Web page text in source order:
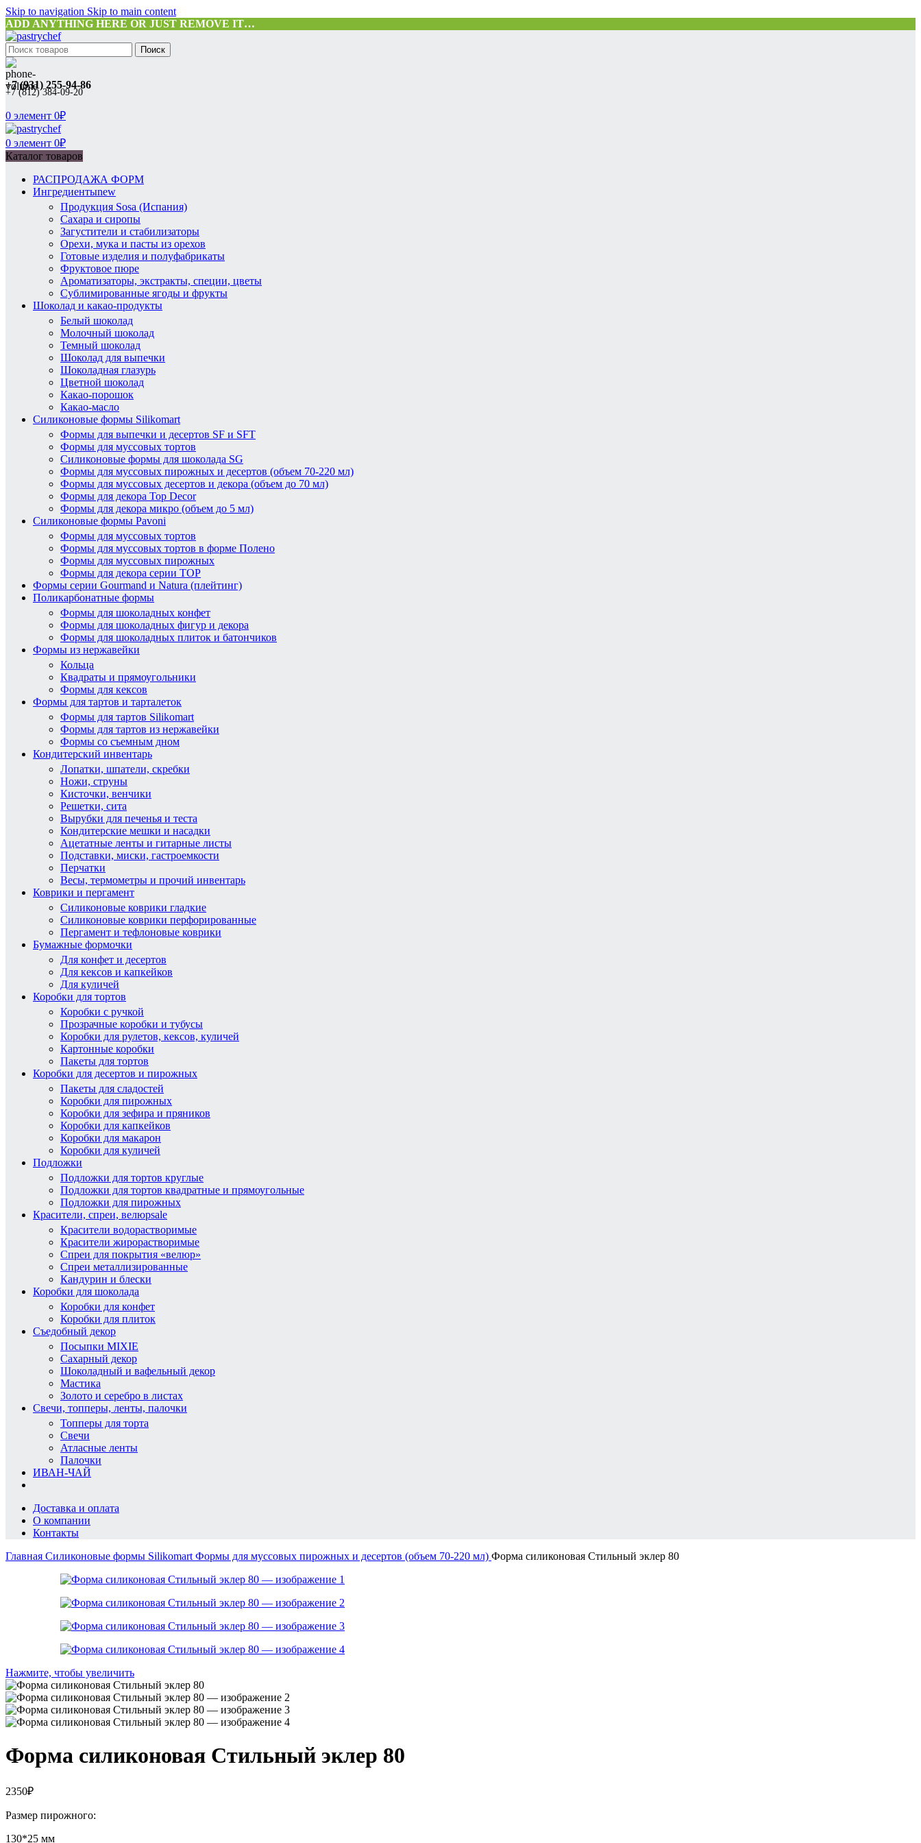
Skip to navigation Skip to main content
ADD ANYTHING HERE OR JUST REMOVE IT…
Поиск
+7 (931) 255-94-86
+7 (812) 384-09-20
0 элемент 0₽
0 элемент 0₽
Каталог товаров
РАСПРОДАЖА ФОРМ
Ингредиентыnew
Продукция Sosa (Испания)
Сахара и сиропы
Загустители и стабилизаторы
Орехи, мука и пасты из орехов
Готовые изделия и полуфабрикаты
Фруктовое пюре
Ароматизаторы, экстракты, специи, цветы
Сублимированные ягоды и фрукты
Шоколад и какао-продукты
Белый шоколад
Молочный шоколад
Темный шоколад
Шоколад для выпечки
Шоколадная глазурь
Цветной шоколад
Какао-порошок
Какао-масло
Силиконовые формы Silikomart
Формы для выпечки и десертов SF и SFT
Формы для муссовых тортов
Силиконовые формы для шоколада SG
Формы для муссовых пирожных и десертов (объем 70-220 мл)
Формы для муссовых десертов и декора (объем до 70 мл)
Формы для декора Top Decor
Формы для декора микро (объем до 5 мл)
Силиконовые формы Pavoni
Формы для муссовых тортов
Формы для муссовых тортов в форме Полено
Формы для муссовых пирожных
Формы для декора серии TOP
Формы серии Gourmand и Natura (плейтинг)
Поликарбонатные формы
Формы для шоколадных конфет
Формы для шоколадных фигур и декора
Формы для шоколадных плиток и батончиков
Формы из нержавейки
Кольца
Квадраты и прямоугольники
Формы для кексов
Формы для тартов и тарталеток
Формы для тартов Silikomart
Формы для тартов из нержавейки
Формы со съемным дном
Кондитерский инвентарь
Лопатки, шпатели, скребки
Ножи, струны
Кисточки, венчики
Решетки, сита
Вырубки для печенья и теста
Кондитерские мешки и насадки
Ацетатные ленты и гитарные листы
Подставки, миски, гастроемкости
Перчатки
Весы, термометры и прочий инвентарь
Коврики и пергамент
Силиконовые коврики гладкие
Силиконовые коврики перфорированные
Пергамент и тефлоновые коврики
Бумажные формочки
Для конфет и десертов
Для кексов и капкейков
Для куличей
Коробки для тортов
Коробки с ручкой
Прозрачные коробки и тубусы
Коробки для рулетов, кексов, куличей
Картонные коробки
Пакеты для тортов
Коробки для десертов и пирожных
Пакеты для сладостей
Коробки для пирожных
Коробки для зефира и пряников
Коробки для капкейков
Коробки для макарон
Коробки для куличей
Подложки
Подложки для тортов круглые
Подложки для тортов квадратные и прямоугольные
Подложки для пирожных
Красители, спреи, велюрsale
Красители водорастворимые
Красители жирорастворимые
Спреи для покрытия «велюр»
Спреи металлизированные
Кандурин и блески
Коробки для шоколада
Коробки для конфет
Коробки для плиток
Съедобный декор
Посыпки MIXIE
Сахарный декор
Шоколадный и вафельный декор
Мастика
Золото и серебро в листах
Свечи, топперы, ленты, палочки
Топперы для торта
Свечи
Атласные ленты
Палочки
ИВАН-ЧАЙ
Доставка и оплата
О компании
Контакты
Главная Силиконовые формы Silikomart Формы для муссовых пирожных и десертов (объем 70-220 мл) Форма силиконовая Стильный эклер 80
Нажмите, чтобы увеличить
Форма силиконовая Стильный эклер 80
2350₽
Размер пирожного:
130*25 мм